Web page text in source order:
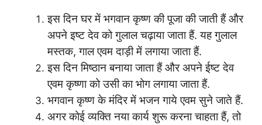
इस दिन घर में भगवान कृष्ण की पूजा की जाती हैं और
अपने इष्ट देव को गुलाल चढ़ाया जाता हैं. यह गुलाल
मस्तक, गाल एवम दाड़ी में लगाया जाता हैं.
इस दिन मिष्ठान बनाया जाता हैं और अपने ईष्ट देव
एवम कृष्णा को उसी का भोग लगाया जाता हैं.
भगवान कृष्ण के मंदिर में भजन गाये एवम सुने जाते हैं.
अगर कोई व्यक्ति नया कार्य शुरू करना चाहता हैं, तो